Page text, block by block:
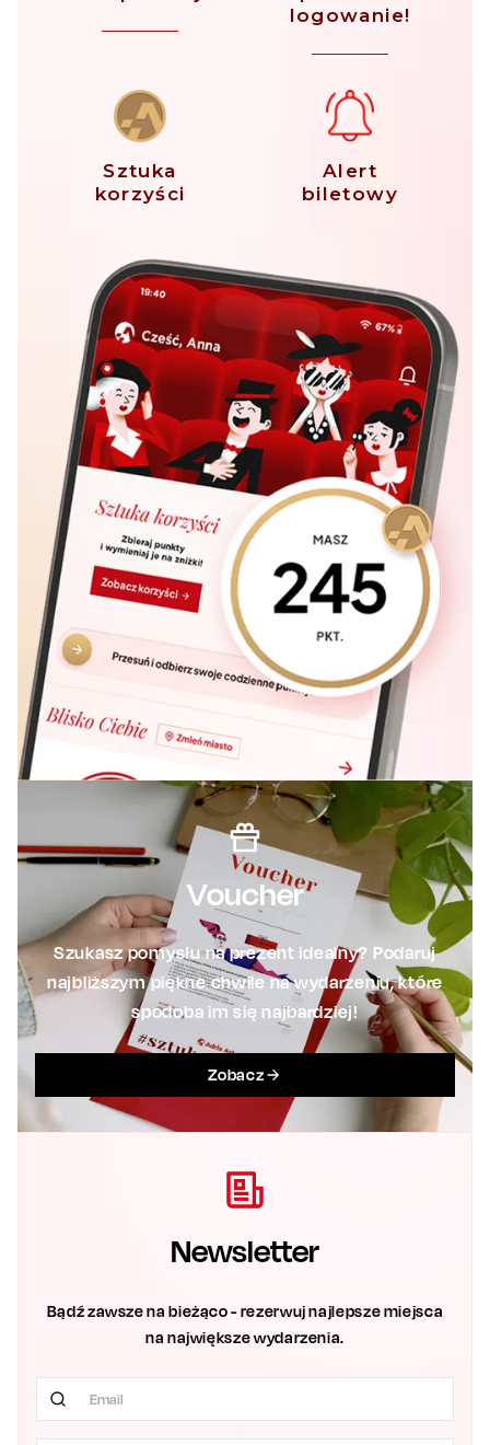
logowanie!
Sztuka
korzyści
Alert
biletowy
Voucher
Szukasz pomysłu na prezent idealny? Podaruj
najbliższym piękne chwile na wydarzeniu, które
spodoba im się najbardziej!
Zobacz
Newsletter
Bądź zawsze na bieżąco - rezerwuj najlepsze miejsca
na największe wydarzenia.